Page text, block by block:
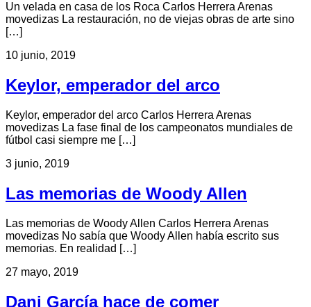
Un velada en casa de los Roca Carlos Herrera Arenas
movedizas La restauración, no de viejas obras de arte sino
[…]
10 junio, 2019
Keylor, emperador del arco
Keylor, emperador del arco Carlos Herrera Arenas
movedizas La fase final de los campeonatos mundiales de
fútbol casi siempre me […]
3 junio, 2019
Las memorias de Woody Allen
Las memorias de Woody Allen Carlos Herrera Arenas
movedizas No sabía que Woody Allen había escrito sus
memorias. En realidad […]
27 mayo, 2019
Dani García hace de comer